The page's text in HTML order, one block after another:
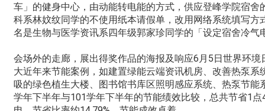
车」的健身中心，由动能转电能的方式，供应登峰学院宿舍
科系林妏纹同学的不使用纸本请假单，改用网络系统填写方
名是生物与医学资讯系四年级郭家珍同学的「设定宿舍冷气
会场外的走廊，展出得奖作品的海报及响应6月5日世界环
大近年来节能案例，如建置绿能云端资讯机房、改善热泵系
吸的绿色植生大楼、图书馆书库区照明感应系统、热泵节能
学年下半年与101学年下半年的节能绩效比较，总共节省1